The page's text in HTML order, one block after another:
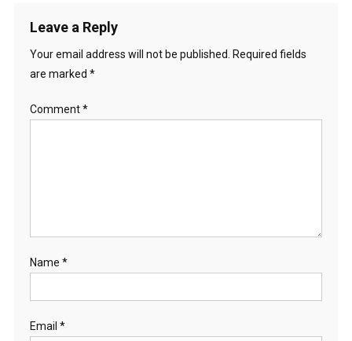
Leave a Reply
Your email address will not be published.
Required fields
are marked *
Comment*
Name *
Email *